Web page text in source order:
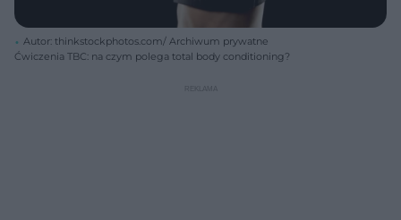
Autor: thinkstockphotos.com/ Archiwum prywatne
Ćwiczenia TBC: na czym polega total body conditioning?